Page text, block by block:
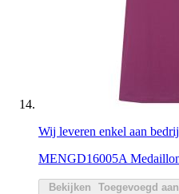
Wij leveren enkel aan
MENGD16005A
Bekijken Toegevoegd